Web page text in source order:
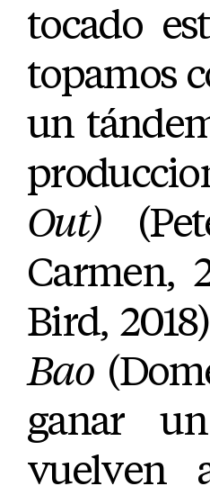
tocado
topamos
un
Out)
Carmen,
Bird,
Bao
ganar
vuelven